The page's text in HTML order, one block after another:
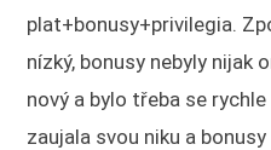
plat+bonusy+privilegia.
nízký, bonusy nebyly nijak
nový a bylo třeba se
zaujala svou niku a